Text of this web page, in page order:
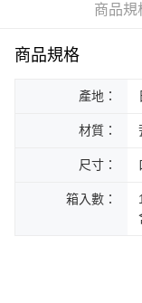
商品規
商品規格
產地：
材質：
尺寸：
箱入數：